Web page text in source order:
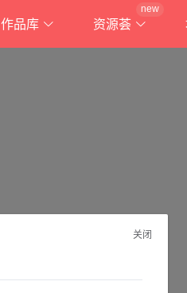
作品库 资源荟
new
关闭